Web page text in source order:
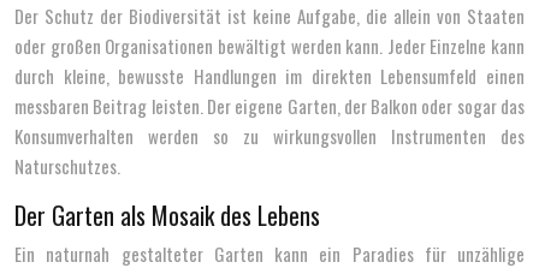
Der Schutz der Biodiversität ist keine Aufgabe, die allein von Staaten
oder großen Organisationen bewältigt werden kann. Jeder Einzelne kann
durch kleine, bewusste Handlungen im direkten Lebensumfeld einen
messbaren Beitrag leisten. Der eigene Garten, der Balkon oder sogar das
Konsumverhalten werden so zu wirkungsvollen Instrumenten des
Naturschutzes.
Der Garten als Mosaik des Lebens
Ein naturnah gestalteter Garten kann ein Paradies für unzählige